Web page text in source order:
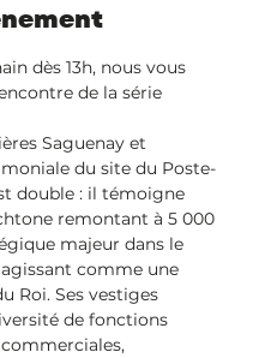
dès 13h, nous vous
de la série
Saguenay et
du site du Poste-
double : il témoigne
remontant à 5 000
majeur dans le
comme une
Roi. Ses vestiges
de fonctions